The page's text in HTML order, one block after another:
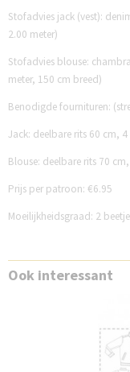
Stofadvies jack (vest):
2.00 meter)
Stofadvies blouse:
meter, 150 cm breed)
Benodigde fournituren:
Jack: deelbare rits 60 cm,
Blouse: deelbare rits 70
Prijs per patroon: €6.95
Moeilijkheidsgraad: 2
Ook interessant